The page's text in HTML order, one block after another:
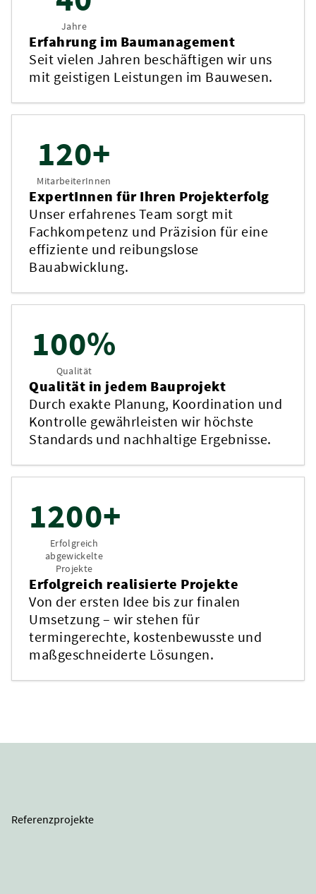
Jahre
Erfahrung im Baumanagement
Seit vielen Jahren beschäftigen wir uns
mit geistigen Leistungen im Bauwesen.
120+
MitarbeiterInnen
ExpertInnen für Ihren Projekterfolg
Unser erfahrenes Team sorgt mit
Fachkompetenz und Präzision für eine
effiziente und reibungslose
Bauabwicklung.
100%
Qualität
Qualität in jedem Bauprojekt
Durch exakte Planung, Koordination und
Kontrolle gewährleisten wir höchste
Standards und nachhaltige Ergebnisse.
1200+
Erfolgreich
abgewickelte
Projekte
Erfolgreich realisierte Projekte
Von der ersten Idee bis zur finalen
Umsetzung – wir stehen für
termingerechte, kostenbewusste und
maßgeschneiderte Lösungen.
Referenzprojekte